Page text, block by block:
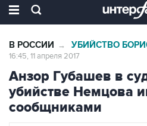
В РОССИИ → УБИЙСТВО
16:45, 11 апреля 2017
Анзор Губашев в
убийстве Немцова
сообщниками